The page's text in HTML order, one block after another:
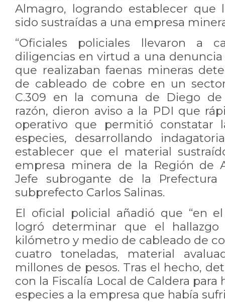
Almagro, logrando establecer que
sido sustraídas a una empresa
“Oficiales policiales llevaron a
diligencias en virtud a una
que realizaban faenas mineras
de cableado de cobre en un
C.309 en la comuna de Diego
razón, dieron aviso a la PDI que
operativo que permitió constatar
especies, desarrollando
establecer que el material
empresa minera de la Región de
Jefe subrogante de la Prefectura
subprefecto Carlos Salinas.
El oficial policial añadió que “en
logró determinar que el
kilómetro y medio de cableado de
cuatro toneladas, material
millones de pesos. Tras el hecho,
con la Fiscalía Local de Caldera
especies a la empresa que había